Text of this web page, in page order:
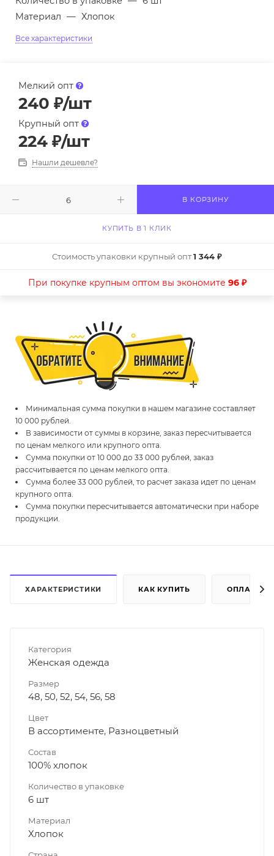
Материал — Хлопок
Все характеристики
Мелкий опт
240 ₽/шт
Крупный опт
224 ₽/шт
Нашли дешевле?
В КОРЗИНУ
КУПИТЬ В 1 КЛИК
Стоимость упаковки крупный опт1 344 ₽
При покупке крупным оптом вы экономите 96 ₽
Минимальная сумма покупки в нашем магазине составляет
10 000 рублей.
В зависимости от суммы в корзине, заказ пересчитывается
по ценам мелкого или крупного опта.
Сумма покупки от 10 000 до 33 000 рублей, заказ
рассчитывается по ценам мелкого опта.
Сумма более 33 000 рублей, то расчет заказа идет по ценам
крупного опта.
Сумма покупки пересчитывается автоматически при наборе
продукции.
ХАРАКТЕРИСТИКИ КАК КУПИТЬ ОПЛАТА
Категория
Женская одежда
Размер
48, 50, 52, 54, 56, 58
Цвет
В ассортименте, Разноцветный
Состав
100% хлопок
Количество в упаковке
6 шт
Материал
Хлопок